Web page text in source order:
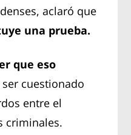
aclaró que
una prueba.
que eso
cuestionado
entre el
criminales.